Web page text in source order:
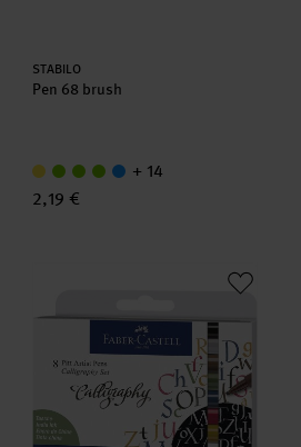
Hersteller:
STABILO
Pen 68 brush
+ 14
2,19 €